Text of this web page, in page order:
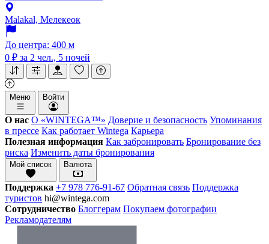
Malakal, Мелекеок
До центра: 400 м
0 ₽ за 2 чел., 5 ночей
Меню Войти
О нас О «WINTEGA™» Доверие и безопасность Упоминания
в прессе Как работает Wintega Карьера
Полезная информация Как забронировать Бронирование без
риска Изменить даты бронирования
Мой список Валюта
Поддержка +7 978 776-91-67 Обратная связь Поддержка
туристов hi@wintega.com
Сотрудничество Блоггерам Покупаем фотографии
Рекламодателям